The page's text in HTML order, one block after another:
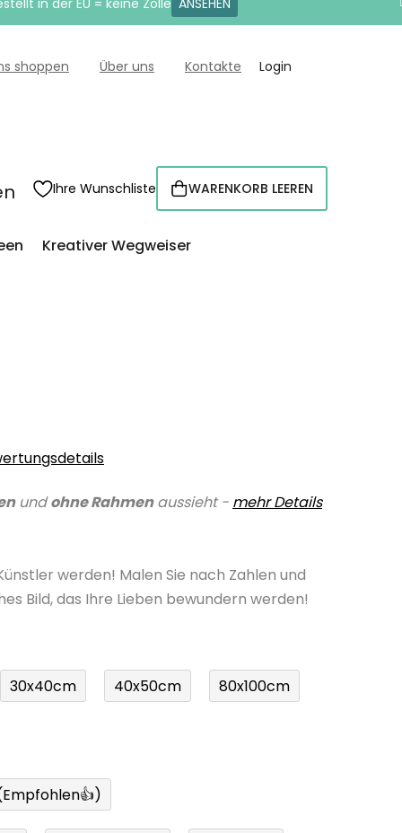
in der EU = keine Zölle ANSEHEN
shoppen Über uns Kontakte Login
Ihre Wunschliste WARENKORB
WARENKORB LEEREN
Kreativer Wegweiser
undohne Rahmenaussieht - mehr Details
werden! Malen Sie nach Zahlen und
Bild, das Ihre Lieben bewundern werden!
30x40cm 40x50cm 80x100cm